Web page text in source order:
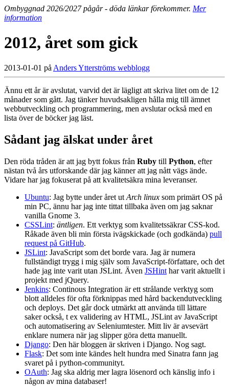
Ombyggnad 2026/2027 pågår - döda länkar förekommer. Mer
information
2012, året som gick
2013-01-01 på Anders Ytterströms webblogg
Ännu ett år är avslutat, varvid det är lägligt att skriva litet om de 12
månader som gått. Jag tänker huvudsakligen hålla mig till ämnet
webbutveckling och programmering, men avslutar också med en
lista över de böcker jag läst.
Sådant jag älskat under året
Den röda tråden är att jag bytt fokus från Ruby till Python, efter
nästan två års utforskande där jag känner att jag nått vägs ände.
Vidare har jag fokuserat på att kvalitetsäkra mina leveranser.
Ubuntu: Jag bytte under året ut Arch linux som primärt OS på
min PC, ännu har jag inte tittat tillbaka även om jag saknar
vanilla Gnome 3.
CSSLint: äntligen. Ett verktyg som kvalitetssäkrar CSS-kod.
Råkade även bli min första ivägskickade (och godkända) pull
request på GitHub.
JSLint: JavaScript som det borde vara. Jag är numera
fullständigt trygg i mig själv som JavaScript-författare, och det
hade jag inte varit utan JSLint. Även JSHint har varit aktuellt i
projekt med jQuery.
Jenkins: Continous Integration är ett strålande verktyg som
blott alldeles för ofta förknippas med hård backendutveckling
och deploys. Det går dock utmärkt att använda till lättare
saker också, t ex validering av HTML, JSLint av JavaScript
och automatisering av Seleniumtester. Mitt liv är avsevärt
enklare numera när jag slipper göra detta manuellt.
Django: Den här bloggen är skriven i Django. Nog sagt.
Flask: Det som inte kändes helt hundra med Sinatra fann jag
svaret på i python-communityt.
OAuth: Jag ska aldrig mer lagra lösenord och känslig info i
någon av mina databaser!